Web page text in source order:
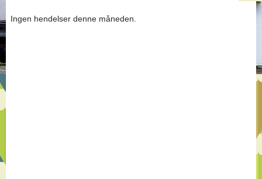
Ingen hendelser denne måneden.